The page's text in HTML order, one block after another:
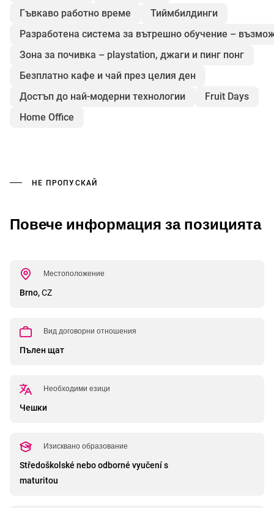
Гъвкаво работно време
Тиймбилдинги
Разработена система за вътрешно обучение –
Зона за почивка – playstation, джаги и пинг понг
Безплатно кафе и чай през целия ден
Достъп до най-модерни технологии
Fruit Days
Home Office
НЕ ПРОПУСКАЙ
Повече информация за позицията
Местоположение
Brno,CZ
Вид договорни отношения
Пълен щат
Необходими езици
Чешки
Изисквано образование
Středoškolské nebo odborné vyučení s
maturitou